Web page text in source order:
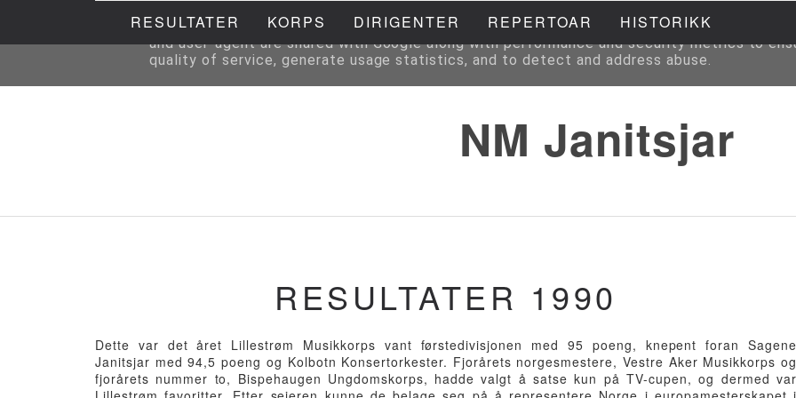
RESULTATER KORPS DIRIGENTER REPERTOAR HISTORIKK
NM Janitsjar
RESULTATER 1990
Dette var det året Lillestrøm Musikkorps vant førstedivisjonen med 95 poeng, knepent foran Sagene
Janitsjar med 94,5 poeng og Kolbotn Konsertorkester. Fjorårets norgesmestere, Vestre Aker Musikkorps og
fjorårets nummer to, Bispehaugen Ungdomskorps, hadde valgt å satse kun på TV-cupen, og dermed var
This site uses cookies from Google to deliver its services and to analyze traffic. Your IP
and user-agent are shared with Google along with performance and security metrics to
quality of service, generate usage statistics, and to detect and address abuse.